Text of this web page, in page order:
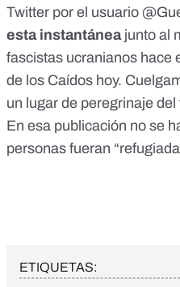
Twitter por el usuario
esta instantánea junto al
fascistas ucranianos hace
de los Caídos hoy.
un lugar de peregrinaje del
En esa publicación no se
personas fueran
ETIQUETAS: